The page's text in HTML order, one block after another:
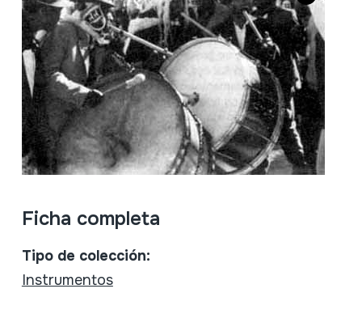
Ficha completa
Tipo de colección:
Instrumentos